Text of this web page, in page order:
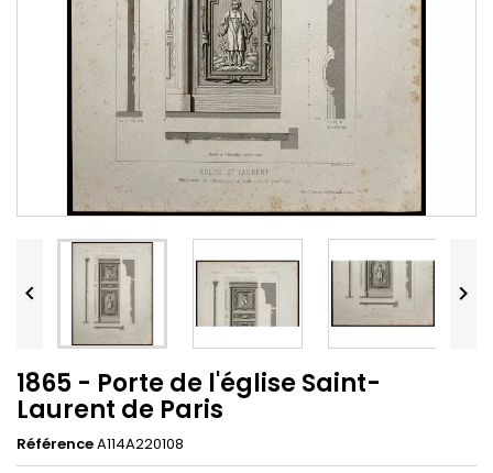
 
1865 - Porte de l'église Saint-
Laurent de Paris
RéférenceA114A220108